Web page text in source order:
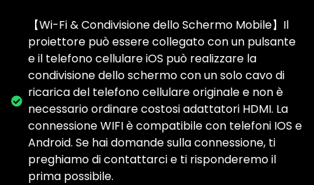
【Wi-Fi & Condivisione dello Schermo Mobile】Il
proiettore può essere collegato con un pulsante
e il telefono cellulare iOS può realizzare la
condivisione dello schermo con un solo cavo di
ricarica del telefono cellulare originale e non è
necessario ordinare costosi adattatori HDMI. La
connessione WIFI è compatibile con telefoni IOS e
Android. Se hai domande sulla connessione, ti
preghiamo di contattarci e ti risponderemo il
prima possibile.